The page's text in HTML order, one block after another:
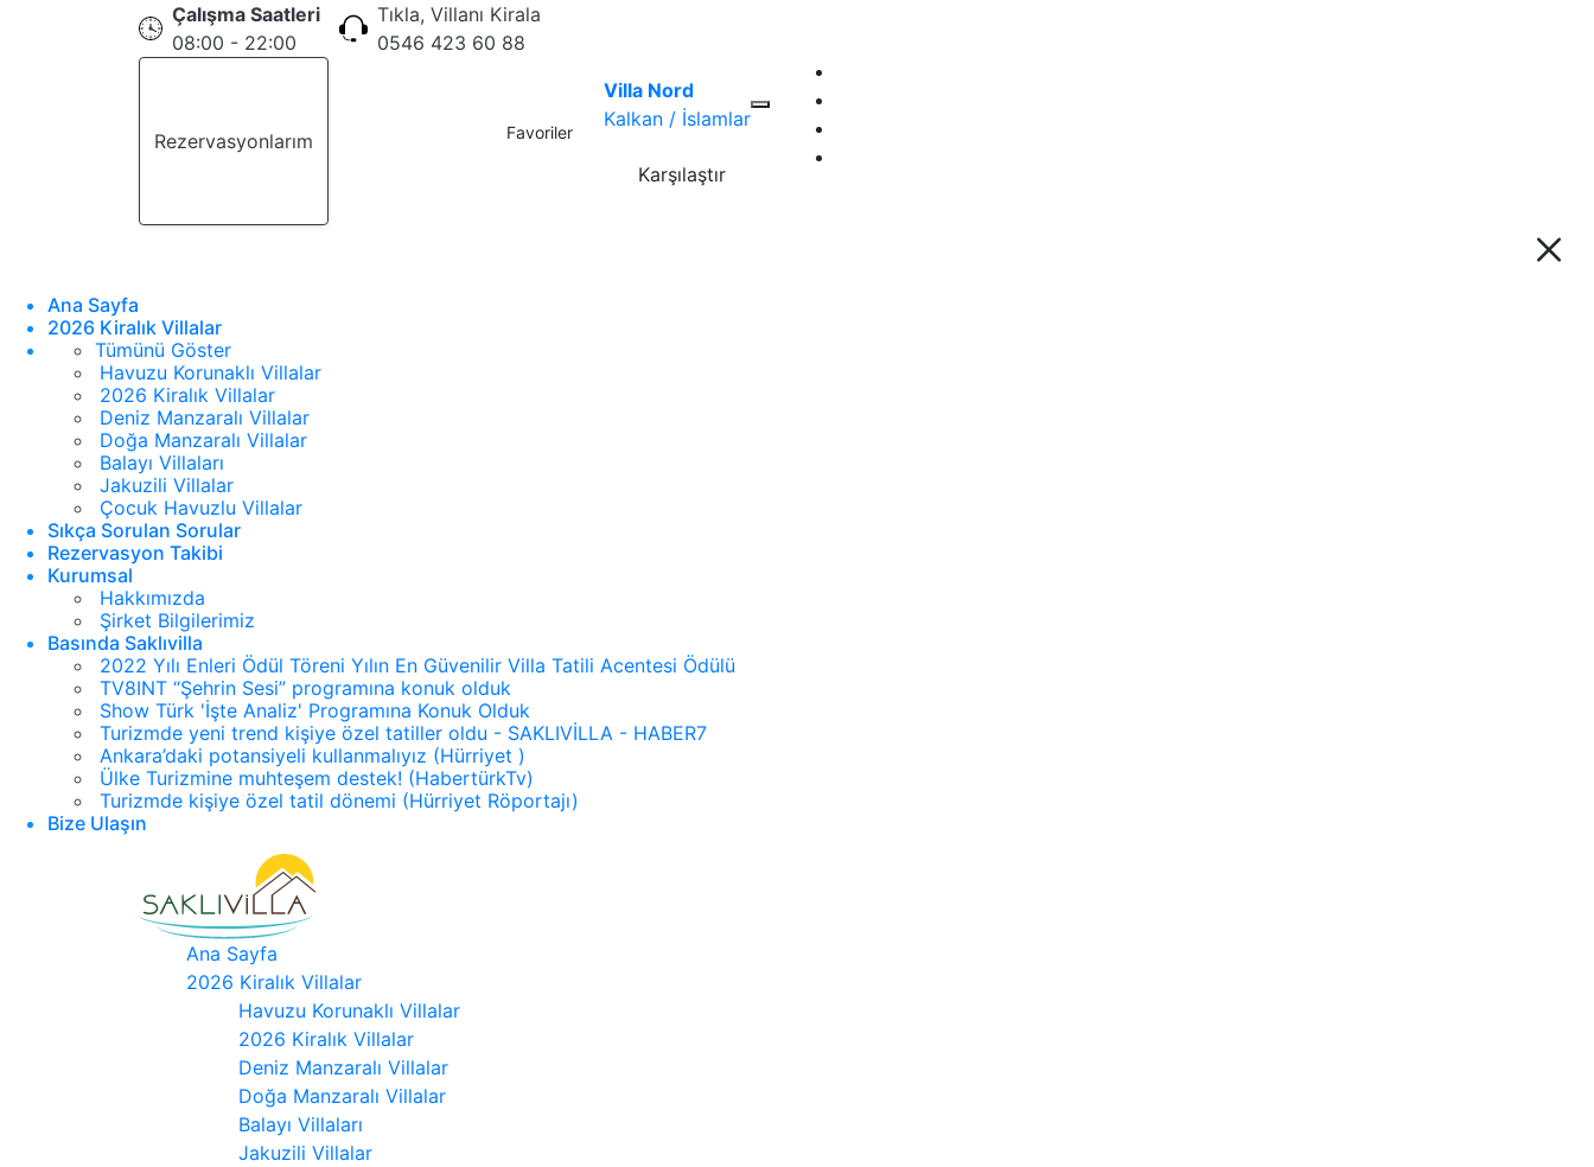
Çalışma Saatleri
08:00 - 22:00
Tıkla, Villanı Kirala
0546 423 60 88
Rezervasyonlarım Favoriler
Villa Nord
Kalkan / İslamlar
Karşılaştır
Ana Sayfa
2026 Kiralık Villalar
Tümünü Göster
Havuzu Korunaklı Villalar
2026 Kiralık Villalar
Deniz Manzaralı Villalar
Doğa Manzaralı Villalar
Balayı Villaları
Jakuzili Villalar
Çocuk Havuzlu Villalar
Sıkça Sorulan Sorular
Rezervasyon Takibi
Kurumsal
Hakkımızda
Şirket Bilgilerimiz
Basında Saklıvilla
2022 Yılı Enleri Ödül Töreni Yılın En Güvenilir Villa Tatili Acentesi Ödülü
TV8INT “Şehrin Sesi” programına konuk olduk
Show Türk 'İşte Analiz' Programına Konuk Olduk
Turizmde yeni trend kişiye özel tatiller oldu - SAKLIVİLLA - HABER7
Ankara’daki potansiyeli kullanmalıyız (Hürriyet )
Ülke Turizmine muhteşem destek! (HabertürkTv)
Turizmde kişiye özel tatil dönemi (Hürriyet Röportajı)
Bize Ulaşın
Ana Sayfa
2026 Kiralık Villalar
Havuzu Korunaklı Villalar
2026 Kiralık Villalar
Deniz Manzaralı Villalar
Doğa Manzaralı Villalar
Balayı Villaları
Jakuzili Villalar